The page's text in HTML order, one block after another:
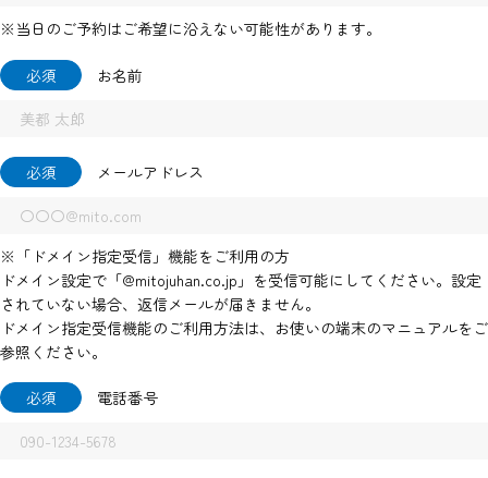
※当日のご予約はご希望に沿えない可能性があります。
必須 お名前
必須 メールアドレス
※「ドメイン指定受信」機能をご利用の方
ドメイン設定で「@mitojuhan.co.jp」を受信可能にしてください。設定
されていない場合、返信メールが届きません。
ドメイン指定受信機能のご利用方法は、お使いの端末のマニュアルをご
参照ください。
必須 電話番号